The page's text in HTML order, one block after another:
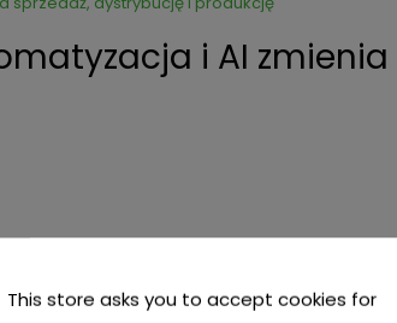
i AI zmienia
This store asks you to accept cookies for